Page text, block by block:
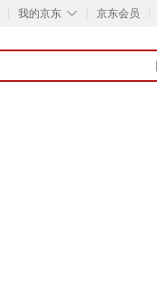
◇
我的京东 京东会员